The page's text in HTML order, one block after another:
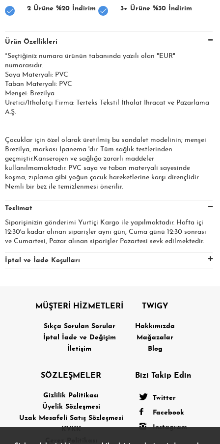
2 Ürüne %20 İndirim 3+ Ürüne %30 İndirim
Ürün Özellikleri
*Seçtiğiniz numara ürünün tabanında yazılı olan "EUR"
numarasıdır.
Saya Materyali: PVC
Taban Materyali: PVC
Menşei: Brezilya
Üretici/İthalatçı Firma: Terteks Tekstil İthalat İhracat ve Pazarlama
A.Ş.
Çocuklar için özel olarak üretilmiş bu sandalet modelinin; menşei
Brezilya, markası Ipanema 'dır. Tüm sağlık testlerinden
geçmiştir.Kanserojen ve sağlığa zararlı maddeler
kullanılmamaktadır. PVC saya ve taban materyali sayesinde
koşma, zıplama gibi yoğun çocuk hareketlerine karşı dirençlidir.
Nemli bir bez ile temizlenmesi önerilir.
Teslimat
Siparişinizin gönderimi Yurtiçi Kargo ile yapılmaktadır. Hafta içi
12:30'a kadar alınan siparişler aynı gün, Cuma günü 12:30 sonrası
ve Cumartesi, Pazar alınan siparişler Pazartesi sevk edilmektedir.
İptal ve İade Koşulları
MÜŞTERİ HİZMETLERİ
Sıkça Sorulan Sorular
İptal İade ve Değişim
İletişim
TWIGY
Hakkımızda
Mağazalar
Blog
SÖZLEŞMELER
Gizlilik Politikası
Üyelik Sözleşmesi
Uzak Mesafeli Satış Sözleşmesi
KVKK
Bizi Takip Edin
Twitter
Facebook
Instagram